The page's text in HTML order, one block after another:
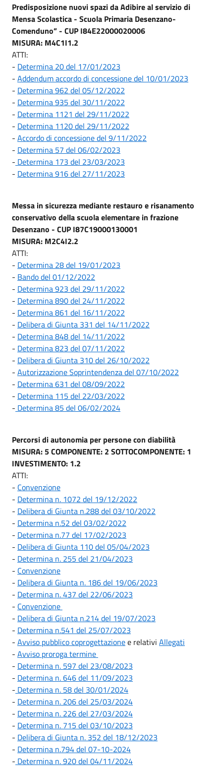
Predisposizione nuovi spazi da Adibire al servizio di
Mensa Scolastica - Scuola Primaria Desenzano-
Comenduno” - CUP I84E22000020006
MISURA: M4C1I1.2
ATTI:
- Determina 20 del 17/01/2023
- Addendum accordo di concessione del 10/01/2023
- Determina 962 del 05/12/2022
- Determina 935 del 30/11/2022
- Determina 1121 del 29/11/2022
- Determina 1120 del 29/11/2022
- Accordo di concessione del 9/11/2022
- Determina 57 del 06/02/2023
- Determina 173 del 23/03/2023
- Determina 916 del 27/11/2023
Messa in sicurezza mediante restauro e risanamento
conservativo della scuola elementare in frazione
Desenzano - CUP I87C19000130001
MISURA: M2C4I2.2
ATTI:
- Determina 28 del 19/01/2023
- Bando del 01/12/2022
- Determina 923 del 29/11/2022
- Determina 890 del 24/11/2022
- Determina 861 del 16/11/2022
- Delibera di Giunta 331 del 14/11/2022
- Determina 848 del 14/11/2022
- Determina 823 del 07/11/2022
- Delibera di Giunta 310 del 26/10/2022
- Autorizzazione Soprintendenza del 07/10/2022
- Determina 631 del 08/09/2022
- Determina 115 del 22/03/2022
- Determina 85 del 06/02/2024
Percorsi di autonomia per persone con diabilità
MISURA: 5COMPONENTE: 2 SOTTOCOMPONENTE: 1
INVESTIMENTO: 1.2
ATTI:
- Convenzione
- Determina n. 1072 del 19/12/2022
- Delibera di Giunta n.288 del 03/10/2022
- Determina n.52 del 03/02/2022
- Determina n.77 del 17/02/2023
- Delibera di Giunta 110 del 05/04/2023
- Determina n. 255 del 21/04/2023
- Convenzione
- Delibera di Giunta n. 186 del 19/06/2023
- Determina n. 437 del 22/06/2023
- Convenzione
- Delibera di Giunta n.214 del 19/07/2023
- Determina n.541 del 25/07/2023
- Avviso pubblico coprogettazionee relativi Allegati
- Avviso proroga termine
- Determina n. 597 del 23/08/2023
- Determina n. 646 del 11/09/2023
- Determina n. 58 del 30/01/2024
- Determina n. 206 del 25/03/2024
- Determina n. 226 del 27/03/2024
- Determina n. 715 del 03/10/2023
- Delibera di Giunta n. 352 del 18/12/2023
- Determina n.794 del 07-10-2024
- Determina n. 920 del 04/11/2024